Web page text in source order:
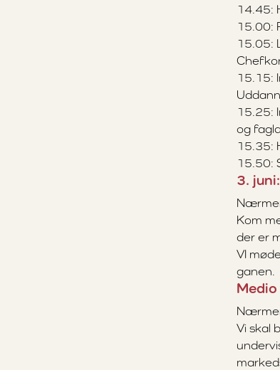
14.45:
15.00:
15.05:
15.15:
15.25:
og
15.35:
15.50:
3.
Kom
der er
VI
ganen.
Vi skal